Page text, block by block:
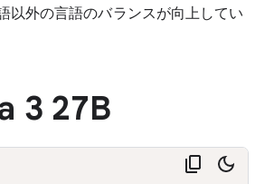
以外の言語のバランスが向上してい
3 27B